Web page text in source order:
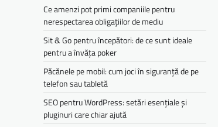
Ce amenzi pot primi companiile pentru
nerespectarea obligațiilor de mediu­­
Sit & Go pentru începători: de ce sunt ideale
pentru a învăța poker
Păcănele pe mobil: cum joci în siguranță de pe
telefon sau tabletă
SEO pentru WordPress: setări esențiale și
pluginuri care chiar ajută